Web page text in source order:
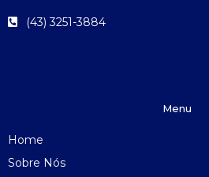
(43) 3251-3884
Menu
Home
Sobre Nós